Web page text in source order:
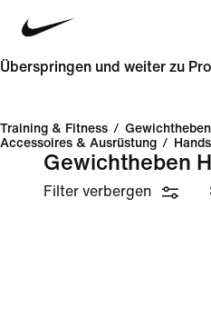
Überspringen und weiter zu
Training & Fitness / Gewichtheben
Accessoires & Ausrüstung /
Gewichtheben
Filter verbergen